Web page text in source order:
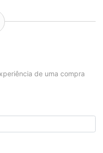
de uma compra